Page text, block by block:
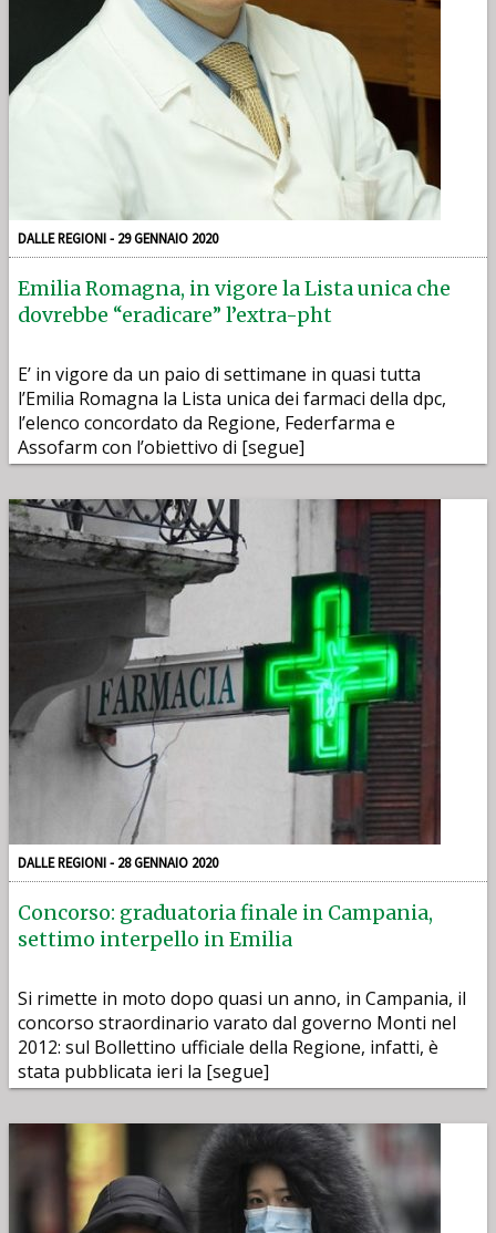
DALLE REGIONI - 29 GENNAIO 2020
Emilia Romagna, in vigore la Lista unica che
dovrebbe “eradicare” l’extra-pht
E’ in vigore da un paio di settimane in quasi tutta
l’Emilia Romagna la Lista unica dei farmaci della dpc,
l’elenco concordato da Regione, Federfarma e
Assofarm con l’obiettivo di [segue]
DALLE REGIONI - 28 GENNAIO 2020
Concorso: graduatoria finale in Campania,
settimo interpello in Emilia
Si rimette in moto dopo quasi un anno, in Campania, il
concorso straordinario varato dal governo Monti nel
2012: sul Bollettino ufficiale della Regione, infatti, è
stata pubblicata ieri la [segue]